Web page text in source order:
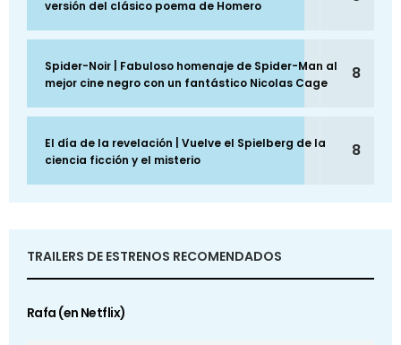
versión del clásico poema de Homero
Spider-Noir | Fabuloso homenaje de Spider-Man al
mejor cine negro con un fantástico Nicolas Cage
8
El día de la revelación | Vuelve el Spielberg de la
ciencia ficción y el misterio
8
TRAILERS DE ESTRENOS RECOMENDADOS
Rafa (en Netflix)